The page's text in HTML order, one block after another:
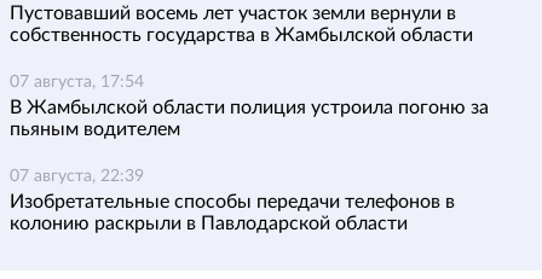
Пустовавший восемь лет участок земли вернули в
собственность государства в Жамбылской области
07 августа, 17:54
В Жамбылской области полиция устроила погоню за
пьяным водителем
07 августа, 22:39
Изобретательные способы передачи телефонов в
колонию раскрыли в Павлодарской области